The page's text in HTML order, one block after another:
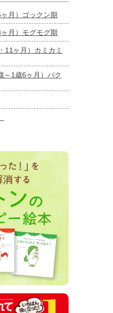
月）ゴックン期
月）モグモグ期
11ヶ月）カミカミ
～1歳6ヶ月）パク